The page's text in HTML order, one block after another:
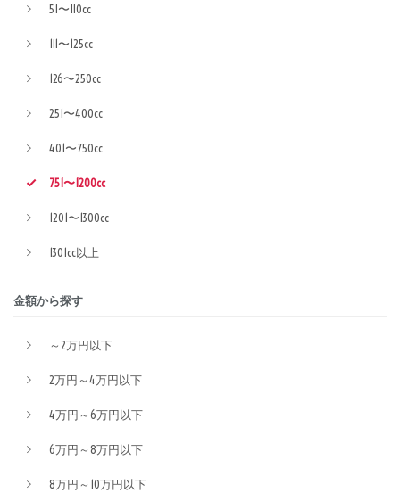
51〜110cc
111〜125cc
126〜250cc
251〜400cc
401〜750cc
751〜1200cc
1201〜1300cc
1301cc以上
金額から探す
～2万円以下
2万円～4万円以下
4万円～6万円以下
6万円～8万円以下
8万円～10万円以下